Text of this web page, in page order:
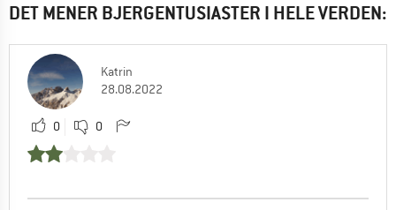
DET MENER BJERGENTUSIASTER I HELE VERDEN:
Katrin
28.08.2022
0 0